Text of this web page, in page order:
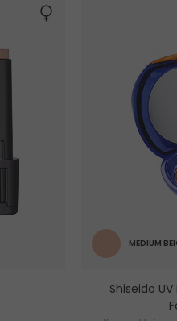
MEDIUM
Shiseido